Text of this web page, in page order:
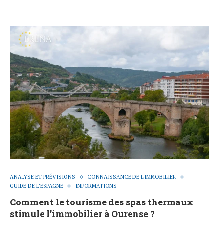
ANALYSE ET PRÉVISIONS
CONNAISSANCE DE L'IMMOBILIER
GUIDE DE L’ESPAGNE
INFORMATIONS
Comment le tourisme des spas thermaux
stimule l’immobilier à Ourense ?